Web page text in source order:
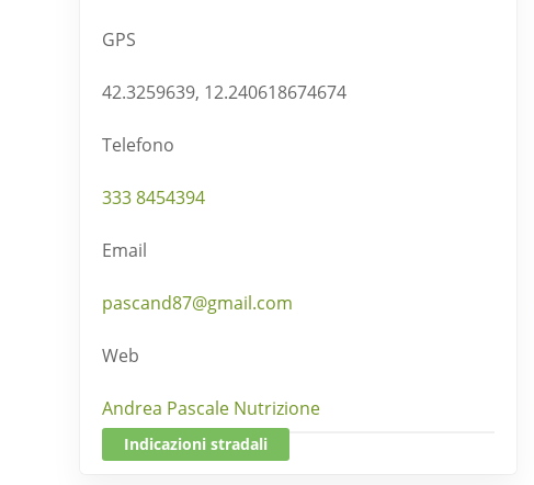
GPS
42.3259639, 12.240618674674
Telefono
333 8454394
Email
pascand87@gmail.com
Web
Andrea Pascale Nutrizione
Indicazioni stradali